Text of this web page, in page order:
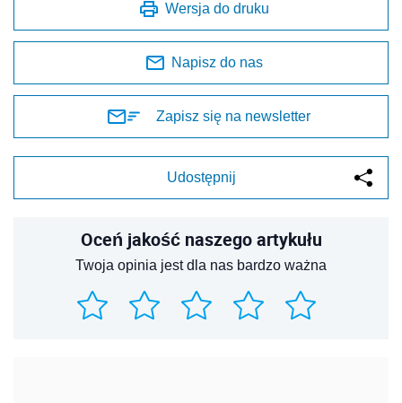
Wersja do druku
Napisz do nas
Zapisz się na newsletter
Udostępnij
Oceń jakość naszego artykułu
Twoja opinia jest dla nas bardzo ważna